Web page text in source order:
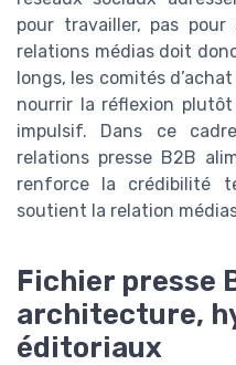
pour travailler, pas
relations médias doit
longs, les comités
nourrir la réflexion
impulsif. Dans ce
relations presse B2B
renforce la crédibilité
soutient la relation
Fichier presse
architecture,
éditoriaux